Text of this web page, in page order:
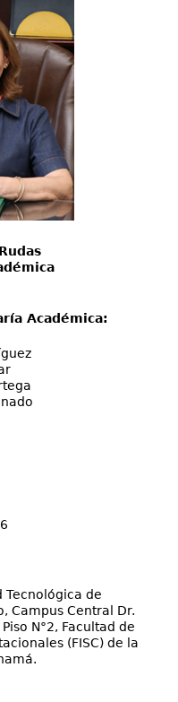
Académica:
Tecnológica de
Campus Central Dr.
N°2, Facultad de
(FISC) de la